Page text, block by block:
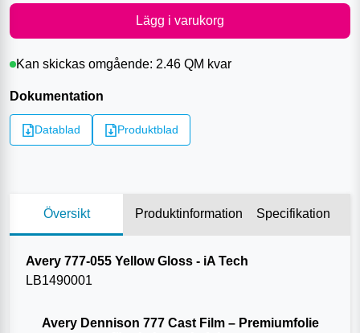
Lägg i varukorg
Kan skickas omgående: 2.46 QM kvar
Dokumentation
Datablad Produktblad
Översikt Produktinformation Specifikation
Avery 777-055 Yellow Gloss - iA Tech
LB1490001
Avery Dennison 777 Cast Film – Premiumfolie